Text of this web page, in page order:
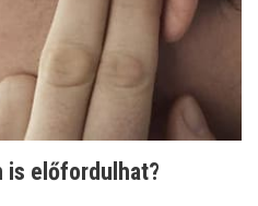
is előfordulhat?